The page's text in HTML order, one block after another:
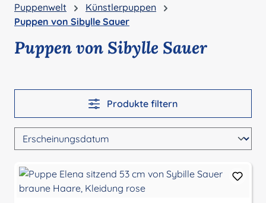
Puppenwelt
Künstlerpuppen
Puppen von Sibylle Sauer
Puppen von Sibylle Sauer
Produkte filtern